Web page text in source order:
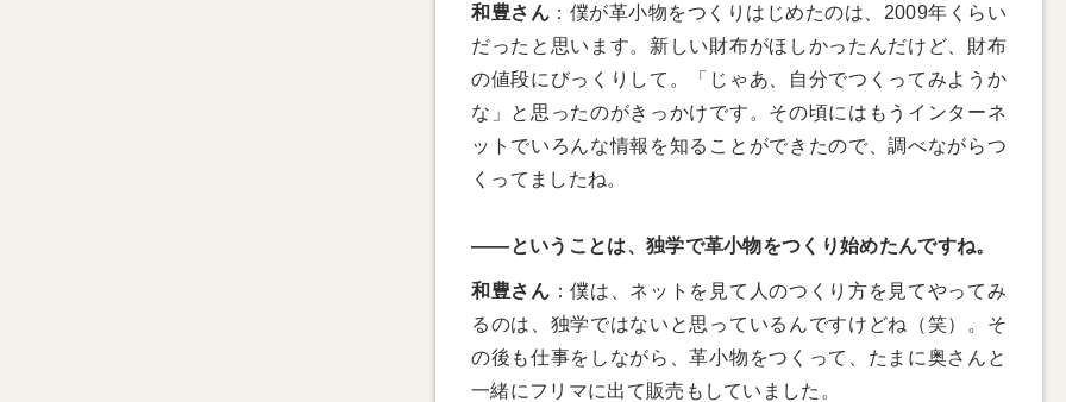
和豊さん ：僕が革小物をつくりはじめたのは、2009年くらい
だったと思います。新しい財布がほしかったんだけど、財布
の値段にびっくりして。「じゃあ、自分でつくってみようか
な」と思ったのがきっかけです。その頃にはもうインターネ
ットでいろんな情報を知ることができたので、調べながらつ
くってましたね。
――ということは、独学で革小物をつくり始めたんですね。
和豊さん ：僕は、ネットを見て人のつくり方を見てやってみ
るのは、独学ではないと思っているんですけどね（笑）。そ
の後も仕事をしながら、革小物をつくって、たまに奥さんと
一緒にフリマに出て販売もしていました。